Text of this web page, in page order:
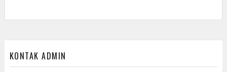
KONTAK ADMIN